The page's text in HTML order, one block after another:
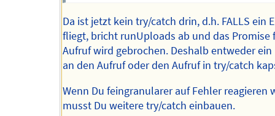
Da ist jetzt kein try/catch drin, d.h. FALLS ein
fliegt, bricht runUploads ab und das Promise
Aufruf wird gebrochen. Deshalb entweder ein
an den Aufruf oder den Aufruf in try/catch
Wenn Du feingranularer auf Fehler reagieren
musst Du weitere try/catch einbauen.